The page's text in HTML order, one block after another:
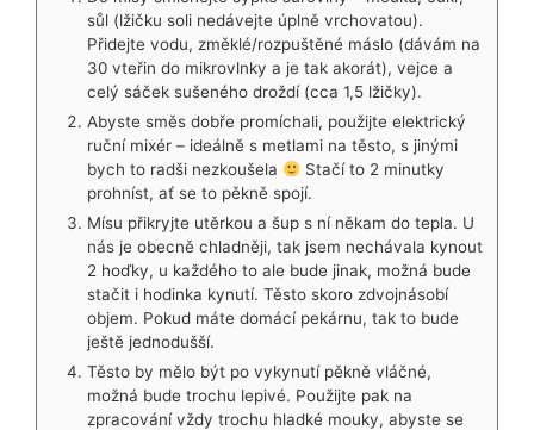
sůl (lžičku soli nedávejte úplně vrchovatou).
Přidejte vodu, změklé/rozpuštěné máslo (dávám na
30 vteřin do mikrovlnky a je tak akorát), vejce a
celý sáček sušeného droždí (cca 1,5 lžičky).
Abyste směs dobře promíchali, použijte elektrický
ruční mixér – ideálně s metlami na těsto, s jinými
bych to radši nezkoušela
Stačí to 2 minutky
prohníst, ať se to pěkně spojí.
Mísu přikryjte utěrkou a šup s ní někam do tepla. U
nás je obecně chladněji, tak jsem nechávala kynout
2 hoďky, u každého to ale bude jinak, možná bude
stačit i hodinka kynutí. Těsto skoro zdvojnásobí
objem. Pokud máte domácí pekárnu, tak to bude
ještě jednodušší.
Těsto by mělo být po vykynutí pěkně vláčné,
možná bude trochu lepivé. Použijte pak na
zpracování vždy trochu hladké mouky, abyste se